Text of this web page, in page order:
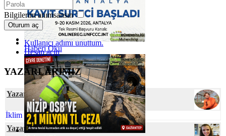
Haberi Oku
Bilgilerim anımsansın
Oturum aç
Kullanıcı adımı unuttum.
Hesap açın
YAZARLARIMIZ
Yazar Prof. Dr. Zeynep ZAİMOĞLU
İklim Değişikliği ve Gıda Arzı
Yazar Ömür TEMİZEL